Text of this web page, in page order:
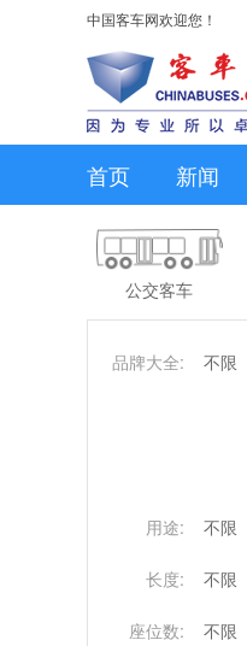
中国客车网欢迎您！
首页 新闻
公交客车
品牌大全: 不限
用途: 不限
长度: 不限
座位数: 不限